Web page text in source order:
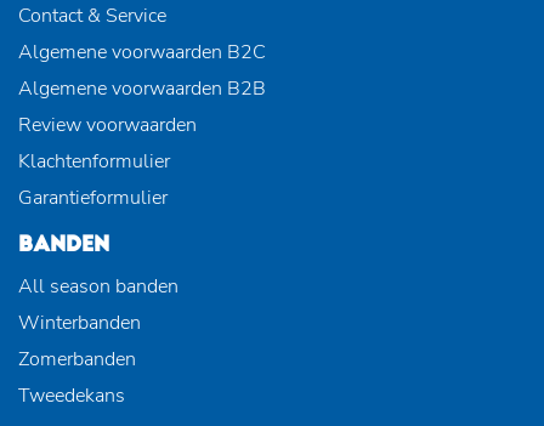
Contact & Service
Algemene voorwaarden B2C
Algemene voorwaarden B2B
Review voorwaarden
Klachtenformulier
Garantieformulier
BANDEN
All season banden
Winterbanden
Zomerbanden
Tweedekans